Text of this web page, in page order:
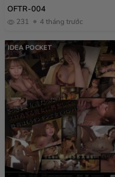
OFTR-004
231 4 tháng trước
IDEA POCKET